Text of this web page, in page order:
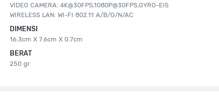
VIDEO CAMERA: 4K@30FPS,1080P@30FPS,GYRO-EIS
WIRELESS LAN: WI-FI 802.11 A/B/G/N/AC
DIMENSI
16.3cm X 7.6cm X 0.7cm
BERAT
250 gr